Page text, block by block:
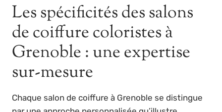
Les spécificités des salons
de coiffure coloristes à
Grenoble : une expertise
sur-mesure
Chaque salon de coiffure à Grenoble se distingue